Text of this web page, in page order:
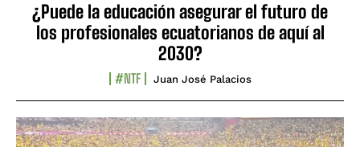
¿Puede la educación asegurar el futuro de
los profesionales ecuatorianos de aquí al
2030?
#NTF Juan José Palacios